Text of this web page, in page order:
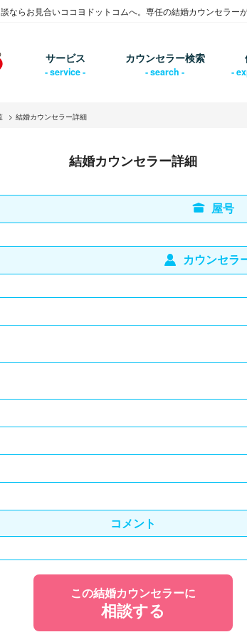
ならお見合いココヨドットコムへ。専任の結婚カウンセラー
サービス カウンセラー検索
結婚カウンセラー詳細
結婚カウンセラー詳細
屋号
カウンセラ
コメント
この結婚カウンセラーに
相談する